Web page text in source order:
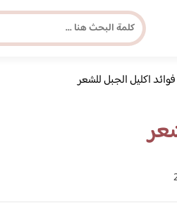
مجلة برونزيةفوائد اكليل الجبل للشعر